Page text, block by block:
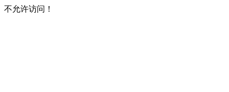
不允许访问！